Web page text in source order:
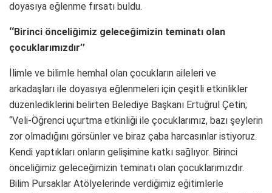
doyasıya eğlenme fırsatı buldu.
‘‘Birinci önceliğimiz geleceğimizin teminatı olan
çocuklarımızdır’’
İlimle ve bilimle hemhal olan çocukların aileleri ve
arkadaşları ile doyasıya eğlenmeleri için çeşitli etkinlikler
düzenlediklerini belirten Belediye Başkanı Ertuğrul Çetin;
‘‘Veli-Öğrenci uçurtma etkinliği ile çocuklarımız, bazı şeylerin
zor olmadığını görsünler ve biraz çaba harcasınlar istiyoruz.
Kendi yaptıkları onların gelişimine katkı sağlıyor. Birinci
önceliğimiz geleceğimizin teminatı olan çocuklarımızdır.
Bilim Pursaklar Atölyelerinde verdiğimiz eğitimlerle